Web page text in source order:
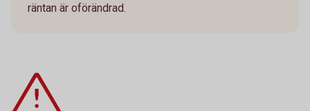
räntan är oförändrad.